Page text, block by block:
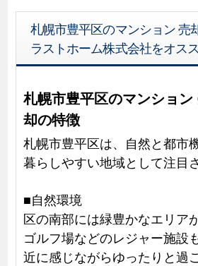
札幌市豊平区のマンション 売
ラストホーム株式会社をオス
札幌市豊平区のマンショ
却の特徴
札幌市豊平区は、自然と都市
暮らしやすい地域として注目
■自然環境
区の南部には緑豊かなエリア
ゴルフ場などのレジャー施設
近に感じながらゆったりと過